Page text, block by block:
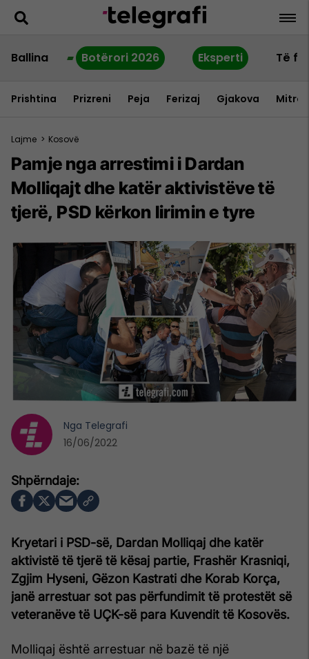
Ballina Botërori 2026 Eksperti Të
Prishtina Prizreni Peja Ferizaj Gjakova
Lajme > Kosovë
Pamje nga arrestimi i Dardan
Molliqajt dhe katër aktivistëve të
tjerë, PSD kërkon lirimin e tyre
Kryetari i PSD-së, Dardan Molliqaj dhe katër
aktivistë të tjerë të kësaj partie, Frashër Krasniqi,
Zgjim Hyseni, Gëzon Kastrati dhe Korab Korça,
janë arrestuar sot pas përfundimit të protestët së
veteranëve të UÇK-së para Kuvendit të Kosovës.
Molliqaj është arrestuar në bazë të një
Nga Telegrafi
16/06/2022